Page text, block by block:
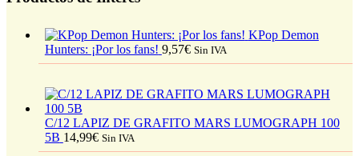
KPop Demon
Hunters: ¡Por los fans! 9,57€ Sin IVA
C/12 LAPIZ DE GRAFITO MARS LUMOGRAPH 100
5B 14,99€ Sin IVA